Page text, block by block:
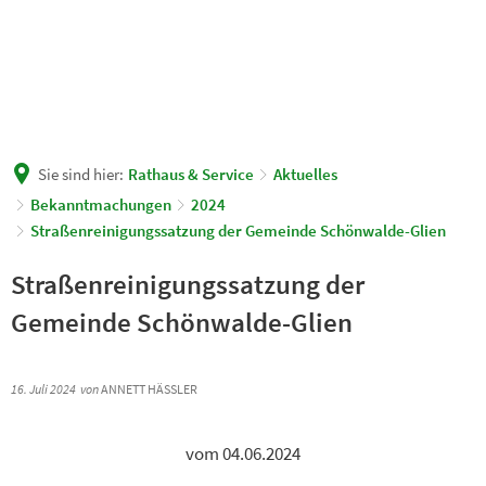
Sie sind hier: Rathaus & Service
Aktuelles
Bekanntmachungen
2024
Straßenreinigungssatzung der Gemeinde Schönwalde-Glien
Straßenreinigungssatzung der
Gemeinde Schönwalde-Glien
16. Juli 2024 vonANNETT HÄSSLER
vom 04.06.2024